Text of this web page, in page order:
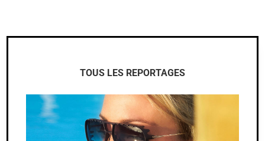
TOUS LES REPORTAGES